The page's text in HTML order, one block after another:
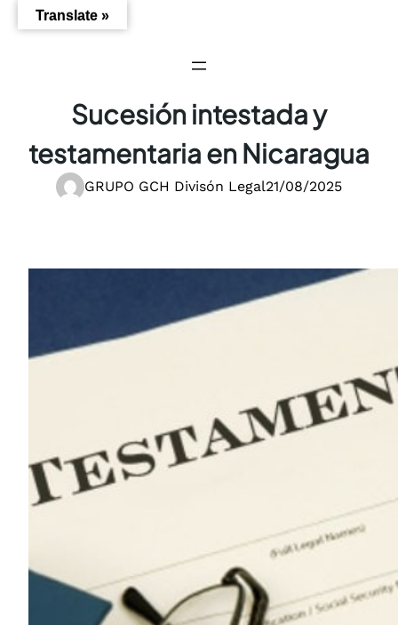
Saltar
Sucesión intestada y
testamentaria en Nicaragua
GRUPO GCH Divisón Legal21/08/2025
Translate »